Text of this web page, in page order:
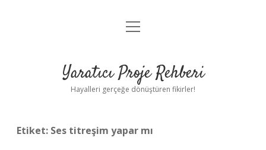
Anasayfa
Yasal Uyarı
menüyü
Yaratıcı Proje Rehberi
Hayalleri gerçeğe dönüştüren fikirler!
Etiket: Ses titreşim yapar mı